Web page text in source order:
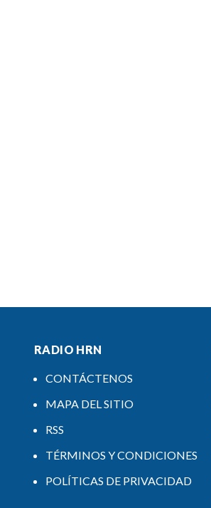
RADIO HRN
CONTÁCTENOS
MAPA DEL SITIO
RSS
TÉRMINOS Y CONDICIONES
POLÍTICAS DE PRIVACIDAD